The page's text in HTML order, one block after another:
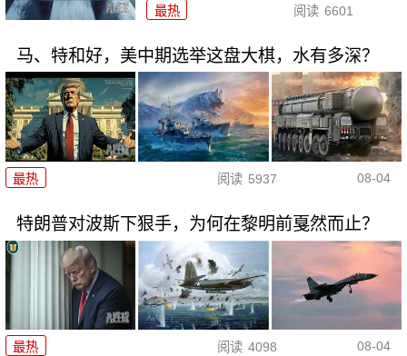
最热 阅读 6601
马、特和好，美中期选举这盘大棋，水有多深？
最热 阅读 5937 08-04
特朗普对波斯下狠手，为何在黎明前戛然而止？
最热 阅读 4098 08-04